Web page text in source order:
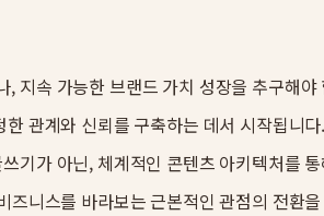
지속 가능한 브랜드 가치 성장을 추구해야
관계와 신뢰를 구축하는 데서 시작됩니다.
기가 아닌, 체계적인 콘텐츠 아키텍처를
니스를 바라보는 근본적인 관점의 전환